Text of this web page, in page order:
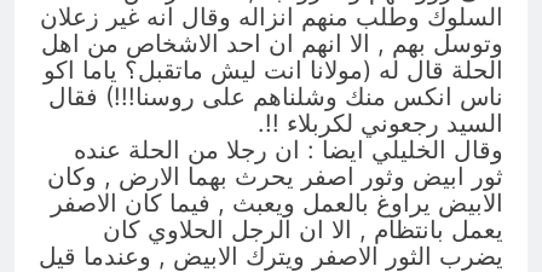
السلوك وطلب منهم انزاله وقال انه غير زعلان
وتوسل بهم , الا انهم ان احد الاشخاص من اهل
الحلة قال له (مولانا انت ليش ماتقبل؟ ياما اكو
ناس انكس منك وشلناهم على روسنا!!!) فقال
السيد رجعوني لكربلاء !!.
وقال الخليلي ايضا : ان رجلا من الحلة عنده
ثور ابيض وثور اصفر يحرث بهما الارض , وكان
الابيض يراوغ بالعمل ويعبث , فيما كان الاصفر
يعمل بانتظام , الا ان الرجل الحلاوي كان
يضرب الثور الاصفر ويترك الابيض , وعندما قيل